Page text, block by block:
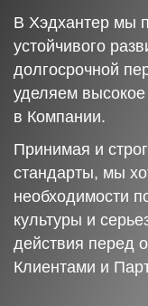
В Хэдхантер мы
устойчивого
долгосрочной
уделяем
в Компании.
Принимая и
стандарты, мы
необходимости
культуры и
действия перед
Клиентами и